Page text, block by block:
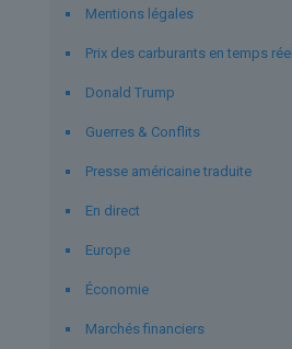
Mentions légales
Prix des carburants en temps réel
Donald Trump
Guerres & Conflits
Presse américaine traduite
En direct
Europe
Économie
Marchés financiers